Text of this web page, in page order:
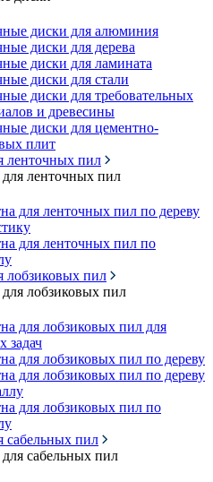
диски для алюминия
диски для дерева
диски для ламината
диски для стали
диски для требовательных
и древесины
диски для цементно-
плит
ленточных пил
ленточных пил
для ленточных пил по дереву
для ленточных пил по
лобзиковых пил
лобзиковых пил
для лобзиковых пил для
задач
для лобзиковых пил по дереву
для лобзиковых пил по дереву
для лобзиковых пил по
сабельных пил
сабельных пил